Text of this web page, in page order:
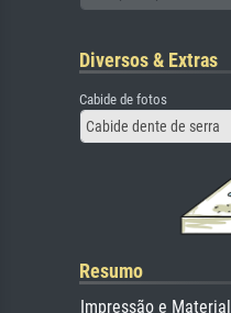
Diversos & Extras
Cabide de fotos
Cabide dente de serra
Resumo
Impressão e Material